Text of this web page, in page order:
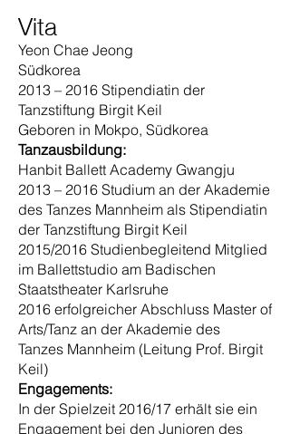
Vita
Yeon Chae Jeong
Südkorea
2013 – 2016 Stipendiatin der
Tanzstiftung Birgit Keil
Geboren in Mokpo, Südkorea
Tanzausbildung:
Hanbit Ballett Academy Gwangju
2013 – 2016 Studium an der Akademie
des Tanzes Mannheim als Stipendiatin
der Tanzstiftung Birgit Keil
2015/2016 Studienbegleitend Mitglied
im Ballettstudio am Badischen
Staatstheater Karlsruhe
2016 erfolgreicher Abschluss Master of
Arts/Tanz an der Akademie des
Tanzes Mannheim (Leitung Prof. Birgit
Keil)
Engagements:
In der Spielzeit 2016/17 erhält sie ein
Engagement bei den Junioren des